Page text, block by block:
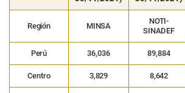
Región MINSA
NOTI-
SINADEF
Perú 36,036 89,884
Centro 3,829 8,642